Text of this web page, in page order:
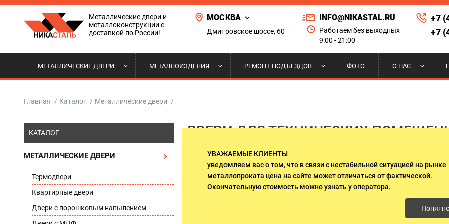
Металлические двери и
металлоконструкции с
доставкой по России!
МОСКВА
Дмитровское шоссе, 60
INFO@NIKASTAL.RU
Работаем без выходных
9:00 - 21:00
+7
+7
МЕТАЛЛИЧЕСКИЕ ДВЕРИ
ТЕРМОДВЕРИ
АРОЧНЫЕ ДВЕРИ ДВЕРИ ИЗ МАССИВА ДЕРЕВА
ДВЕРИ В КОТТЕДЖ И ДОМ ДВЕРИ СО СТЕКЛОМ И КОВКОЙ
ДВЕРИ В ОФИС ДВЕРИ ДЛЯ ДАЧИ
ПОДЪЕЗДНЫЕ ДВЕРИ ДВЕРИ С ОСТЕКЛЕНИЕМ
МЕТАЛЛОИЗДЕЛИЯ
СТАВНИ НА ОКНА
КОЗЫРЬКИ НАД КРЫЛЬЦОМ
РЕМОНТ ПОДЪЕЗДОВ
ДВЕРИ ВХОДНОЙ ГРУППЫ
ДВЕРИ ДЛЯ ТЕХНИЧЕСКИХ
ЛЕСТНИЧНЫЕ МАРШИ
ФОТО О НАС
НАШИ РАБОТЫ
ОПЛАТА И ГАРАНТИИ СЕРТИФИКАТЫ
Главная / Каталог / Металлические двери /
ДВЕРИ ДЛЯ ТЕХНИЧЕСКИХ
Дверь техническая металлическая устанавливается в
функция заключается в защите здания от проникновения
пожара и несчастных случаев.
КАТАЛОГ
МЕТАЛЛИЧЕСКИЕ ДВЕРИ
Термодвери
Квартирные двери
Двери с порошковым напылением
УВАЖАЕМЫЕ КЛИЕНТЫ
уведомляем вас о том, что в связи с нестабильной ситуацией на рынке
металлопроката цена на сайте может отличаться от фактической.
Окончательную стоимость можно узнать у оператора.